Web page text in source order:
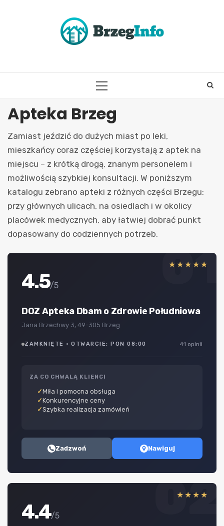
PRIMARY
Apteka Brzeg
Zamiast jeździć do dużych miast po leki,
mieszkańcy coraz częściej korzystają z aptek na
miejscu – z krótką drogą, znanym personelem i
możliwością szybkiej konsultacji. W poniższym
katalogu zebrano apteki z różnych części Brzegu:
przy głównych ulicach, na osiedlach i w okolicy
placówek medycznych, aby łatwiej dobrać punkt
dopasowany do codziennych potrzeb.
01
★★★★★
4.5/5
DOZ Apteka Dbam o Zdrowie Południowa
Jana Brzechwy 3, 49-305 Brzeg
ZAMKNIĘTE · OTWARCIE: PON 08:00 41 opinii
ZA CO CHWALĄ KLIENCI
Miła i pomocna obsługa
Konkurencyjne ceny
Szybka realizacja zamówień
Zadzwoń Nawiguj
02
★★★★
4.4/5